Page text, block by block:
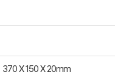
370 X 150 X 20mm